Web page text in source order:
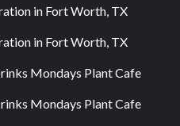
in Fort Worth, TX
in Fort Worth, TX
Mondays Plant Cafe
Mondays Plant Cafe